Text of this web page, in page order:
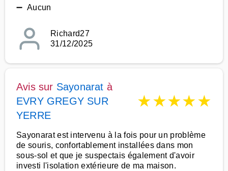
➖ Aucun
Richard27
31/12/2025
Avis sur Sayonarat à
EVRY GREGY SUR
YERRE
★★★★★
Sayonarat est intervenu à la fois pour un problème
de souris, confortablement installées dans mon
sous-sol et que je suspectais également d'avoir
investi l'isolation extérieure de ma maison.